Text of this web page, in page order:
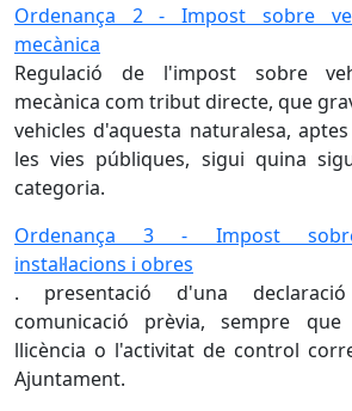
Ordenança 2 - Impost sobre
mecànica
Regulació de l'impost sobre
mecànica com tribut directe, que
vehicles d'aquesta naturalesa,
les vies públiques, sigui quina
categoria.
Ordenança 3 - Impost sobre
instal·lacions i obres
. presentació d'una
comunicació prèvia, sempre
llicència o l'activitat de control
Ajuntament.